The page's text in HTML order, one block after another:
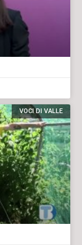
VOCI DI VALLE